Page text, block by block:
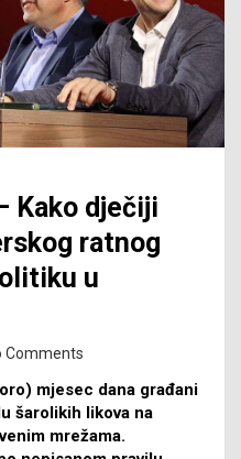
Kako dječiji
ratnog
u
Comments
mjesec dana građani
šarolikih likova na
mrežama.